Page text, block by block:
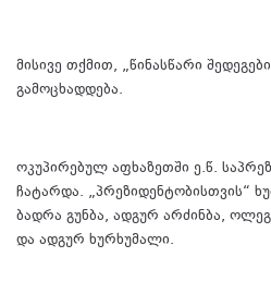
მისივე თქმით, „წინასწარი
გამოცხადდება.
ოკუპირებულ აფხაზეთში ე.წ.
ჩატარდა. „პრეზიდენტობისთვის“
ბადრა გუნბა, ადგურ არძინბა,
და ადგურ ხურხუმალი.